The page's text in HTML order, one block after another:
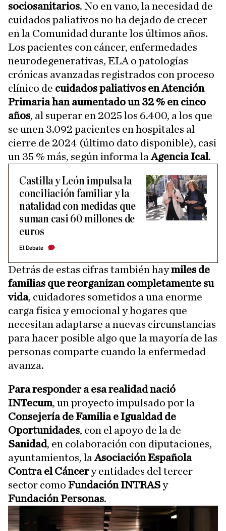
sociosanitarios. No en vano, la necesidad de
cuidados paliativos no ha dejado de crecer
en la Comunidad durante los últimos años.
Los pacientes con cáncer, enfermedades
neurodegenerativas, ELA o patologías
crónicas avanzadas registrados con proceso
clínico de cuidados paliativos en Atención
Primaria han aumentado un 32 % en cinco
años, al superar en 2025 los 6.400, a los que
se unen 3.092 pacientes en hospitales al
cierre de 2024 (último dato disponible), casi
un 35 % más, según informa laAgencia Ical.
Castilla y León impulsa la
conciliación familiar y la
natalidad con medidas que
suman casi 60 millones de
euros
El Debate
Detrás de estas cifras también haymiles de
familias que reorganizan completamente su
vida, cuidadores sometidos a una enorme
carga física y emocional y hogares que
necesitan adaptarse a nuevas circunstancias
para hacer posible algo que la mayoría de las
personas comparte cuando la enfermedad
avanza.
Para responder a esa realidad nació
INTecum, un proyecto impulsado por la
Consejería de Familia e Igualdad de
Oportunidades, con el apoyo de la de
Sanidad, en colaboración con diputaciones,
ayuntamientos, laAsociación Española
Contra el Cáncery entidades del tercer
sector como Fundación INTRASy
Fundación Personas.